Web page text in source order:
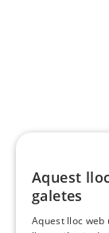
Aquest
galetes
Aquest lloc